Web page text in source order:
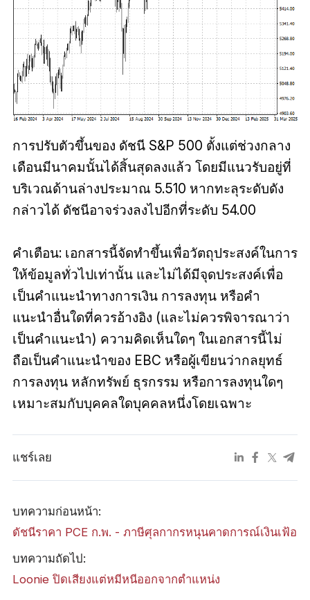
การปรับตัวขึ้นของ ดัชนีS&P 500 ตั้งแต่ช่วงกลาง
เดือนมีนาคมนั้นได้สิ้นสุดลงแล้ว โดยมีแนวรับอยู่ที่
บริเวณด้านล่างประมาณ 5.510 หากทะลุระดับดัง
กล่าวได้ ดัชนีอาจร่วงลงไปอีกที่ระดับ 54.00
คำเตือน: เอกสารนี้จัดทำขึ้นเพื่อวัตถุประสงค์ในการ
ให้ข้อมูลทั่วไปเท่านั้น และไม่ได้มีจุดประสงค์เพื่อ
เป็นคำแนะนำทางการเงิน การลงทุน หรือคำ
แนะนำอื่นใดที่ควรอ้างอิง (และไม่ควรพิจารณาว่า
เป็นคำแนะนำ) ความคิดเห็นใดๆ ในเอกสารนี้ไม่
ถือเป็นคำแนะนำของ EBC หรือผู้เขียนว่ากลยุทธ์
การลงทุน หลักทรัพย์ ธุรกรรม หรือการลงทุนใดๆ
เหมาะสมกับบุคคลใดบุคคลหนึ่งโดยเฉพาะ
แชร์เลย
บทความก่อนหน้า:
ดัชนีราคา PCE ก.พ. - ภาษีศุลกากรหนุนคาดการณ์เงินเฟ้อ
บทความถัดไป:
​Loonie ปิดเสียงแต่หมีหนีออกจากตำแหน่ง